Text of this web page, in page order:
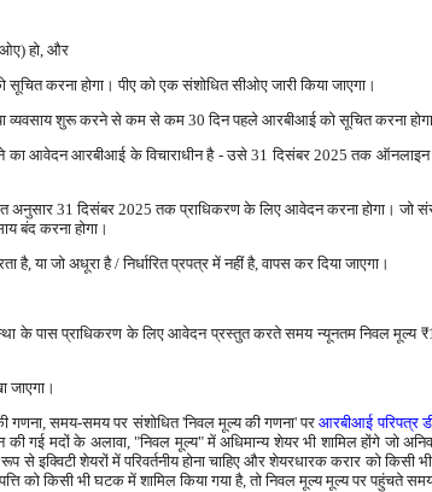
हो, और
करना होगा। पीए को एक संशोधित सीओए जारी किया जाएगा।
व्यवसाय शुरू करने से कम से कम 30 दिन पहले आरबीआई को सूचित करना
आवेदन आरबीआई के विचाराधीन है - उसे 31 दिसंबर 2025 तक ऑनलाइन
अनुसार 31 दिसंबर 2025 तक प्राधिकरण के लिए आवेदन करना होगा।
बंद करना होगा।
या जो अधूरा है / निर्धारित प्रपत्र में नहीं है, वापस कर दिया जाएगा।
के पास प्राधिकरण के लिए आवेदन प्रस्तुत करते समय न्यूनतम निवल मूल्य ₹
जाएगा।
गणना, समय-समय पर संशोधित 'निवल मूल्य की गणना' परआरबीआई परिपत्र
की गई मदों के अलावा, "निवल मूल्य" में अधिमान्य शेयर भी शामिल होंगे जो
से इक्विटी शेयरों में परिवर्तनीय होना चाहिए और शेयरधारक करार को किसी
को किसी भी घटक में शामिल किया गया है, तो निवल मूल्य मूल्य पर पहुंचते